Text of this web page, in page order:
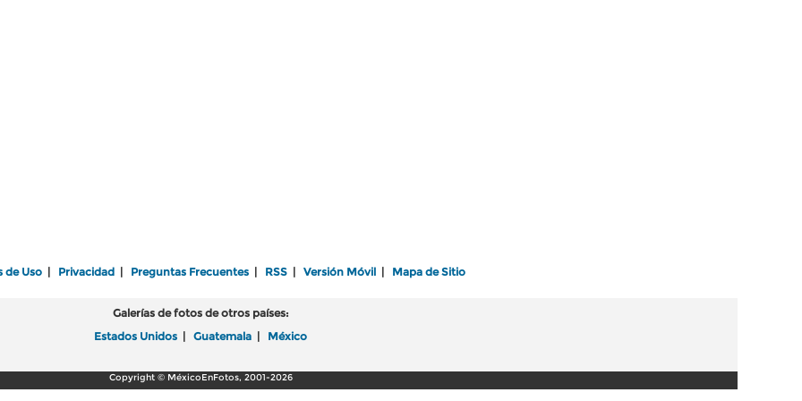
de Uso Privacidad Preguntas Frecuentes RSS Versión Móvil Mapa de Sitio
Galerías de fotos de otros países:
Estados Unidos
Guatemala México
Copyright © MéxicoEnFotos, 2001-2026